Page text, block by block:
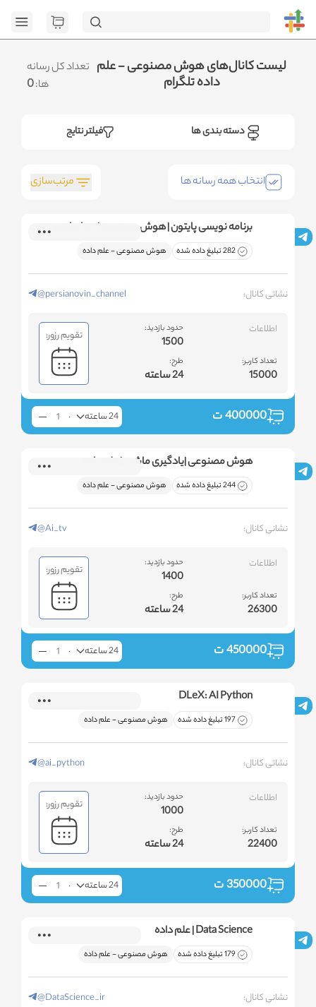
تعداد کل رسانه
ها:0
لیست کانال‌های هوش مصنوعی - علم
داده تلگرام
فیلتر نتایج دسته بندی ها
مرتب‌سازی انتخاب همه رسانه ها
برنامه نویسی پایتون | هوش مصنوعی | دیتاساینس
282 تبلیغ داده شده هوش مصنوعی - علم داده
نشانی کانال: @persianovin_channel
اطلاعات
تعداد کاربر:
15000
حدود بازدید:
1500
طرح:
24 ساعته
تقویم رزور:
400000ت 24 ساعته
هوش مصنوعی |یادگیری ماشین| علم داده
244 تبلیغ داده شده هوش مصنوعی - علم داده
نشانی کانال: @Ai_tv
اطلاعات
تعداد کاربر:
26300
حدود بازدید:
1400
طرح:
24 ساعته
تقویم رزور:
450000ت 24 ساعته
DLeX: AI Python
197 تبلیغ داده شده هوش مصنوعی - علم داده
نشانی کانال: @ai_python
اطلاعات
تعداد کاربر:
22400
حدود بازدید:
1000
طرح:
24 ساعته
تقویم رزور:
350000ت 24 ساعته
Data Science | علم داده
179 تبلیغ داده شده هوش مصنوعی - علم داده
نشانی کانال: @DataScience_ir
page=1&social=all&sort_field=orders_num&sort_type=desc":
<no response> Failed to fetch
.متوجه شدم